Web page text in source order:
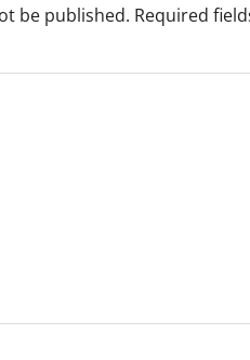
be published. Required